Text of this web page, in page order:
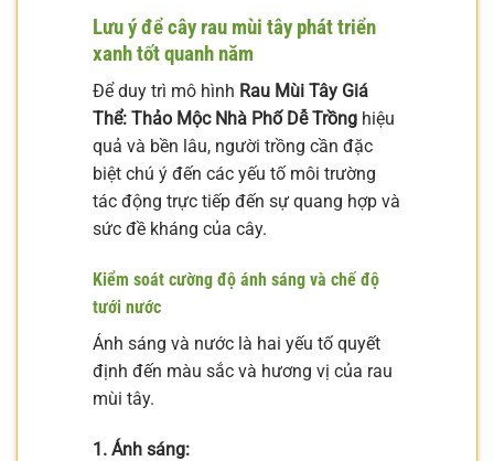
Lưu ý để cây rau mùi tây phát triển
xanh tốt quanh năm
Để duy trì mô hình Rau Mùi Tây Giá
Thể: Thảo Mộc Nhà Phố Dễ Trồng hiệu
quả và bền lâu, người trồng cần đặc
biệt chú ý đến các yếu tố môi trường
tác động trực tiếp đến sự quang hợp và
sức đề kháng của cây.
Kiểm soát cường độ ánh sáng và chế độ
tưới nước
Ánh sáng và nước là hai yếu tố quyết
định đến màu sắc và hương vị của rau
mùi tây.
1. Ánh sáng: